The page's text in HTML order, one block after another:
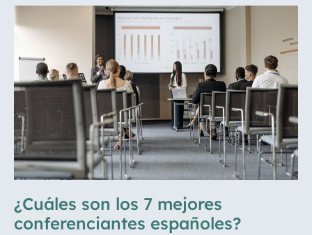
¿Cuáles son los 7 mejores
conferenciantes españoles?